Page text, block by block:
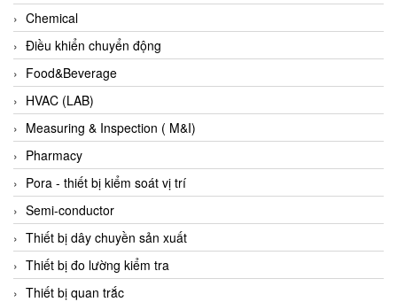
Exergen
Exide Technologies Vietnam
EXOR
FAIRCHILD
FANUC
FDM/ F.lli Della Marca Srl
FEIN
Felm
FESTO
FHF (EATON Crouse-Hinds)
Fife/ Maxcess
Chemical
Điều khiển chuyển động
Food&Beverage
HVAC (LAB)
Measuring & Inspection ( M&I)
Pharmacy
Pora - thiết bị kiểm soát vị trí
Semi-conductor
Thiết bị dây chuyền sản xuất
Thiết bị đo lường kiểm tra
Thiết bị quan trắc